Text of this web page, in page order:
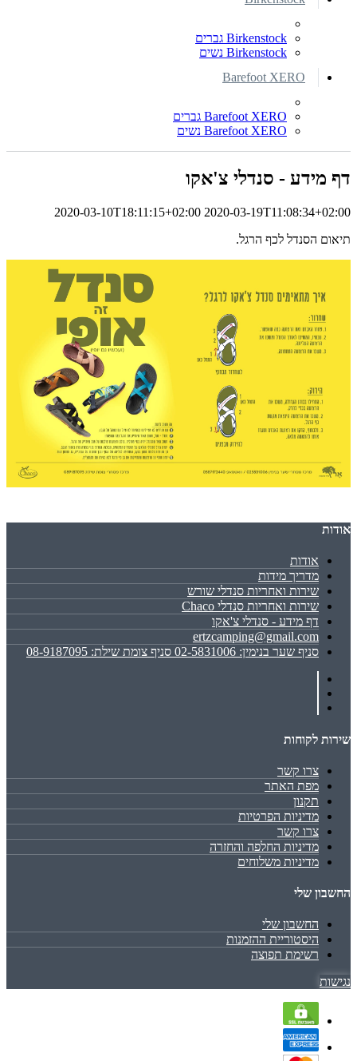
Birkenstock גברים
Birkenstock נשים
Barefoot XERO
Barefoot XERO גברים
Barefoot XERO נשים
דף מידע - סנדלי צ'אקו
2020-03-10T18:11:15+02:00 2020-03-19T11:08:34+02:00
תיאום הסנדל לכף הרגל.
אודות
אודות
מדריך מידות
שירות ואחריות סנדלי שורש
שירות ואחריות סנדלי Chaco
דף מידע - סנדלי צ'אקו
ertzcamping@gmail.com
סניף שער בנימין: 02-5831006 סניף צומת שילת: 08-9187095
שירות לקוחות
צרו קשר
מפת האתר
תקנון
מדיניות הפרטיות
צרו קשר
מדיניות החלפה והחזרה
מדיניות משלוחים
החשבון שלי
החשבון שלי
היסטוריית ההזמנות
רשימת תפוצה
נגישות